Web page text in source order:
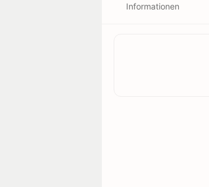
Informationen